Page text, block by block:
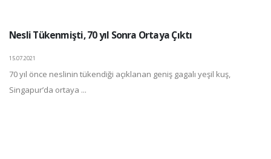
Nesli Tükenmişti, 70 yıl Sonra Ortaya Çıktı
15.07.2021
70 yıl önce neslinin tükendiği açıklanan geniş gagalı yeşil kuş,
Singapur’da ortaya ...